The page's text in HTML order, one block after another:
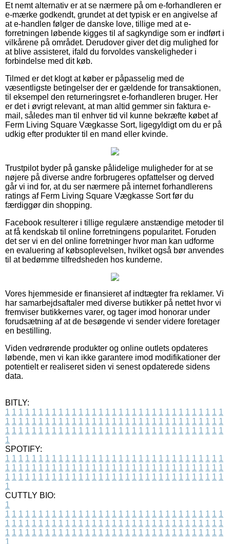
Et nemt alternativ er at se nærmere på om e-forhandleren er
e-mærke godkendt, grundet at det typisk er en angivelse af
at e-handlen følger de danske love, tillige med at e-
forretningen løbende kigges til af sagkyndige som er indført i
vilkårene på området. Derudover giver det dig mulighed for
at blive assisteret, ifald du forvoldes vanskeligheder i
forbindelse med dit køb.
Tilmed er det klogt at køber er påpasselig med de
væsentligste betingelser der er gældende for transaktionen,
til eksempel den returneringsret e-forhandleren bruger. Her
er det i øvrigt relevant, at man altid gemmer sin faktura e-
mail, således man til enhver tid vil kunne bekræfte købet af
Ferm Living Square Vægkasse Sort, ligegyldigt om du er på
udkig efter produkter til en mand eller kvinde.
Trustpilot byder på ganske pålidelige muligheder for at se
nøjere på diverse andre forbrugeres opfattelser og derved
går vi ind for, at du ser nærmere på internet forhandlerens
ratings af Ferm Living Square Vægkasse Sort før du
færdiggør din shopping.
Facebook resulterer i tillige regulære anstændige metoder til
at få kendskab til online forretningens popularitet. Foruden
det ser vi en del online forretninger hvor man kan udforme
en evaluering af købsoplevelsen, hvilket også bør anvendes
til at bedømme tilfredsheden hos kunderne.
Vores hjemmeside er finansieret af indtægter fra reklamer. Vi
har samarbejdsaftaler med diverse butikker på nettet hvor vi
fremviser butikkernes varer, og tager imod honorar under
forudsætning af at de besøgende vi sender videre foretager
en bestilling.
Viden vedrørende produkter og online outlets opdateres
løbende, men vi kan ikke garantere imod modifikationer der
potentielt er realiseret siden vi senest opdaterede sidens
data.
BITLY:
1 1 1 1 1 1 1 1 1 1 1 1 1 1 1 1 1 1 1 1 1 1 1 1 1 1 1 1 1 1 1 1 1
1 1 1 1 1 1 1 1 1 1 1 1 1 1 1 1 1 1 1 1 1 1 1 1 1 1 1 1 1 1 1 1 1
1 1 1 1 1 1 1 1 1 1 1 1 1 1 1 1 1 1 1 1 1 1 1 1 1 1 1 1 1 1 1 1 1
1
SPOTIFY:
1 1 1 1 1 1 1 1 1 1 1 1 1 1 1 1 1 1 1 1 1 1 1 1 1 1 1 1 1 1 1 1 1
1 1 1 1 1 1 1 1 1 1 1 1 1 1 1 1 1 1 1 1 1 1 1 1 1 1 1 1 1 1 1 1 1
1 1 1 1 1 1 1 1 1 1 1 1 1 1 1 1 1 1 1 1 1 1 1 1 1 1 1 1 1 1 1 1 1
1
CUTTLY BIO:
1
1 1 1 1 1 1 1 1 1 1 1 1 1 1 1 1 1 1 1 1 1 1 1 1 1 1 1 1 1 1 1 1 1
1 1 1 1 1 1 1 1 1 1 1 1 1 1 1 1 1 1 1 1 1 1 1 1 1 1 1 1 1 1 1 1 1
1 1 1 1 1 1 1 1 1 1 1 1 1 1 1 1 1 1 1 1 1 1 1 1 1 1 1 1 1 1 1 1 1
1